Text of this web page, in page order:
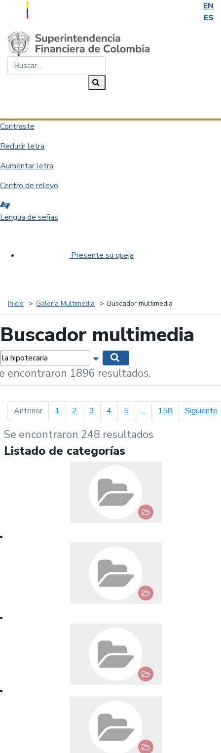
EN
ES
Saltar al contenido principal
Contraste
Reducir letra
Aumentar letra
Centro de relevo
Lengua de señas
Presente su queja
Inicio Galería Multimedia Buscador multimedia
Buscador multimedia
Mostrar opciones de búsqueda
encontraron 1896 resultados.
Anteriorpágina anterior
1 2 3 4 5 ... 158 Siguiente
Se encontraron 248 resultados
Listado de categorías